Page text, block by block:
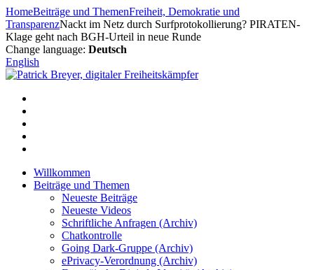
Zum
Inhalt
springen
HomeBeiträge und ThemenFreiheit, Demokratie und
TransparenzNackt im Netz durch Surfprotokollierung? PIRATEN-
Klage geht nach BGH-Urteil in neue Runde
Change language: Deutsch
English
Willkommen
Beiträge und Themen
Neueste Beiträge
Neueste Videos
Schriftliche Anfragen (Archiv)
Chatkontrolle
Going Dark-Gruppe (Archiv)
ePrivacy-Verordnung (Archiv)